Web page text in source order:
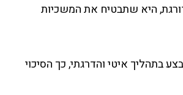
היא שתבטיח את המשכיות
בתהליך איטי והדרגתי, כך הסיכוי